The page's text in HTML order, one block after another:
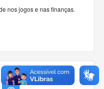
nos jogos e nas finanças.